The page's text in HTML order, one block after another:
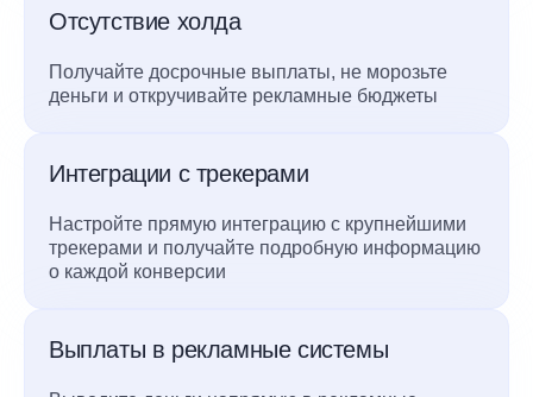
Отсутствие холда
Получайте досрочные выплаты, не морозьте
деньги и откручивайте рекламные бюджеты
Интеграции с трекерами
Настройте прямую интеграцию с крупнейшими
трекерами и получайте подробную информацию
о каждой конверсии
Выплаты в рекламные системы